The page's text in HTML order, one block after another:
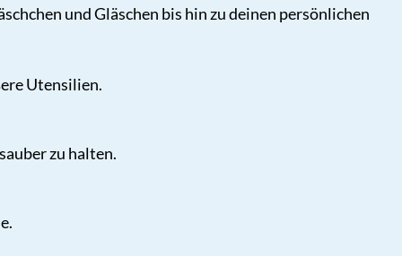
und Gläschen bis hin zu deinen persönlichen
Utensilien.
zu halten.